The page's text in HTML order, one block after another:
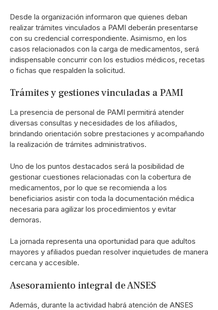
Desde la organización informaron que quienes deban
realizar trámites vinculados a PAMI deberán presentarse
con su credencial correspondiente. Asimismo, en los
casos relacionados con la carga de medicamentos, será
indispensable concurrir con los estudios médicos, recetas
o fichas que respalden la solicitud.
Trámites y gestiones vinculadas a PAMI
La presencia de personal de PAMI permitirá atender
diversas consultas y necesidades de los afiliados,
brindando orientación sobre prestaciones y acompañando
la realización de trámites administrativos.
Uno de los puntos destacados será la posibilidad de
gestionar cuestiones relacionadas con la cobertura de
medicamentos, por lo que se recomienda a los
beneficiarios asistir con toda la documentación médica
necesaria para agilizar los procedimientos y evitar
demoras.
La jornada representa una oportunidad para que adultos
mayores y afiliados puedan resolver inquietudes de manera
cercana y accesible.
Asesoramiento integral de ANSES
Además, durante la actividad habrá atención de ANSES